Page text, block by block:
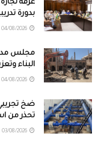
غرفة
بدورة
مجلس
البناء
ضخ
تحذر من